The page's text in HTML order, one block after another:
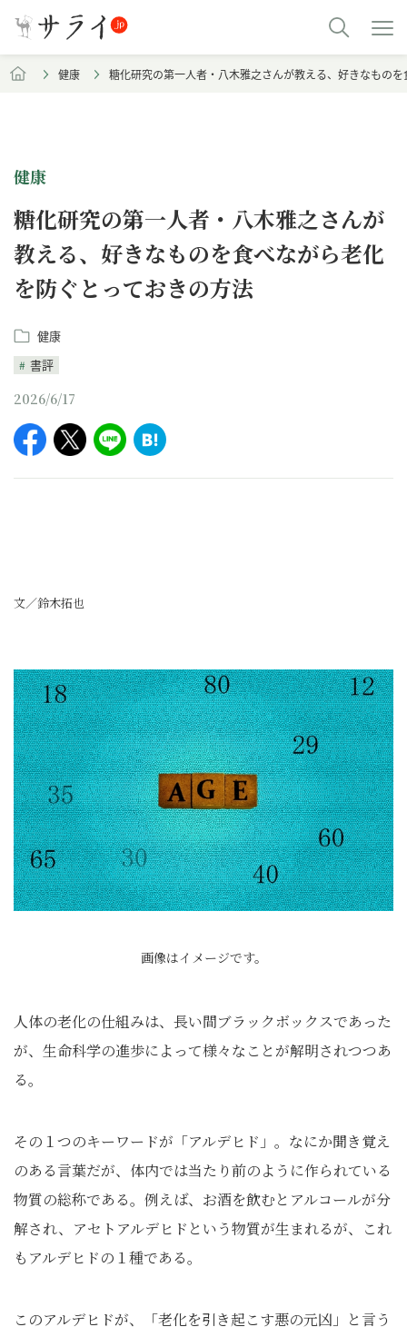
健康 糖化研究の第一人者・八木雅之さんが教える、好きなもの
健康
糖化研究の第一人者・八木雅之さんが
教える、好きなものを食べながら老化
を防ぐとっておきの方法
健康
書評
2026/6/17
文／鈴木拓也
画像はイメージです。
人体の老化の仕組みは、長い間ブラックボックスであった
が、生命科学の進歩によって様々なことが解明されつつあ
る。
その１つのキーワードが「アルデヒド」。なにか聞き覚え
のある言葉だが、体内では当たり前のように作られている
物質の総称である。例えば、お酒を飲むとアルコールが分
解され、アセトアルデヒドという物質が生まれるが、これ
もアルデヒドの１種である。
このアルデヒドが、「老化を引き起こす悪の元凶」と言う